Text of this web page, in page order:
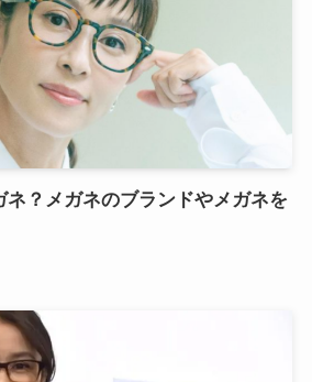
ネ？メガネのブランドやメガネを